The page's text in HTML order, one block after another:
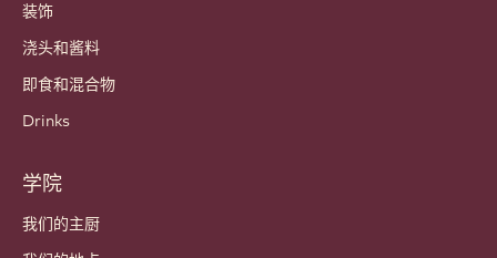
装饰
浇头和酱料
即食和混合物
Drinks
学院
我们的主厨